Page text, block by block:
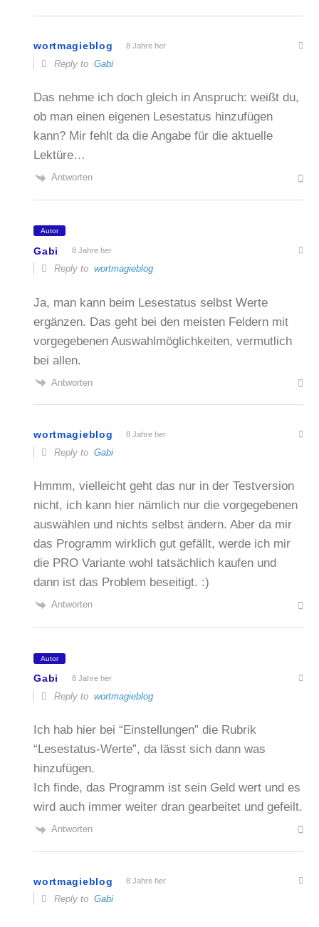
wortmagieblog 8 Jahre her
Reply toGabi
Das nehme ich doch gleich in Anspruch: weißt du,
ob man einen eigenen Lesestatus hinzufügen
kann? Mir fehlt da die Angabe für die aktuelle
Lektüre…
Antworten
Autor
Gabi 8 Jahre her
Reply towortmagieblog
Ja, man kann beim Lesestatus selbst Werte
ergänzen. Das geht bei den meisten Feldern mit
vorgegebenen Auswahlmöglichkeiten, vermutlich
bei allen.
Antworten
wortmagieblog 8 Jahre her
Reply toGabi
Hmmm, vielleicht geht das nur in der Testversion
nicht, ich kann hier nämlich nur die vorgegebenen
auswählen und nichts selbst ändern. Aber da mir
das Programm wirklich gut gefällt, werde ich mir
die PRO Variante wohl tatsächlich kaufen und
dann ist das Problem beseitigt. :)
Antworten
Autor
Gabi 8 Jahre her
Reply towortmagieblog
Ich hab hier bei “Einstellungen” die Rubrik
“Lesestatus-Werte”, da lässt sich dann was
hinzufügen.
Ich finde, das Programm ist sein Geld wert und es
wird auch immer weiter dran gearbeitet und gefeilt.
Antworten
wortmagieblog 8 Jahre her
Reply toGabi